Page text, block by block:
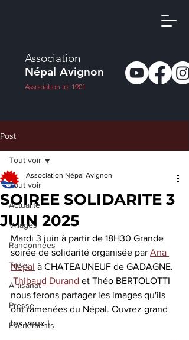
Association
Népal Avignon
Association loi 1901
Post
Tout voir
Actualité
Villages
Randonnées
Treks
Artisanat
Presse
Evénements
Tout voir
SOIREE SOLIDARITE 3
JUIN 2025
Association Népal Avignon
Mardi 3 juin à partir de 18H30 Grande
soirée de solidarité organisée par Ana
Népal à CHATEAUNEUF de GADAGNE.
Thibaud Durand et Théo BERTOLOTTI
nous ferons partager les images qu'ils
ont ramenées du Népal. Ouvrez grand
les yeux !